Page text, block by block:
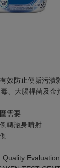
效防止便垢污漬
、大腸桿菌及金
需要
轉瓶身噴射